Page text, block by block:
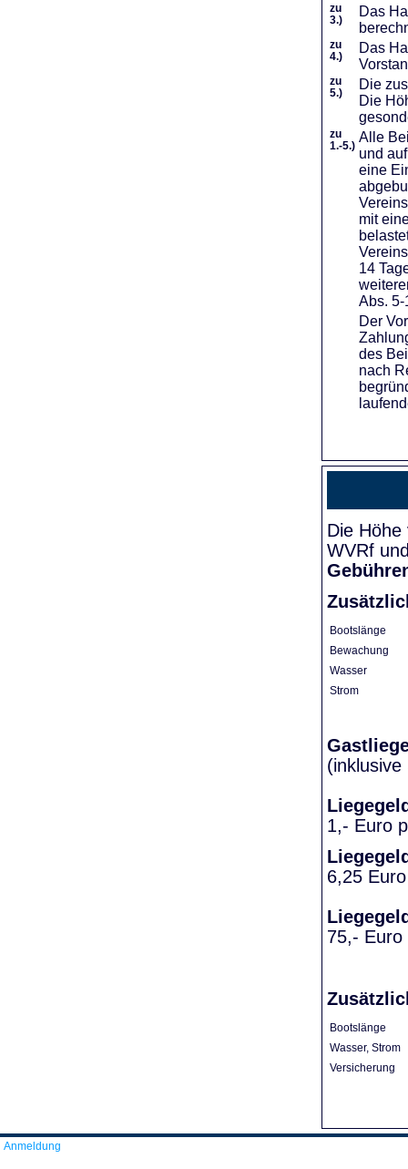
zu
3.)
Das
zu
4.)
Das
zu
5.)
Die
Die
zu
1.-5.)
Alle
und
eine
mit
14
Abs.
Der
des
nach
Die
WVRf
Bootslänge
Bewachung
Wasser
Strom
1,- Euro
6,25
75,- Euro
Bootslänge
Wasser, Strom
Versicherung
Anmeldung